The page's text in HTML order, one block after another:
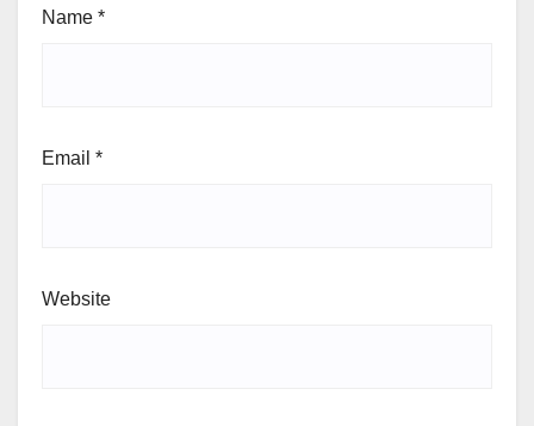
Name *
Email *
Website